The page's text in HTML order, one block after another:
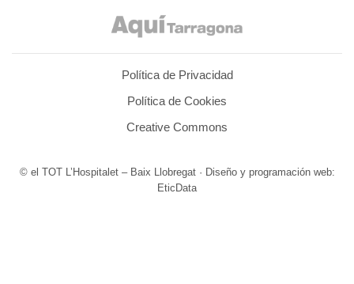
Política de Privacidad
Política de Cookies
Creative Commons
© el TOT L’Hospitalet – Baix Llobregat · Diseño y programación web:
EticData